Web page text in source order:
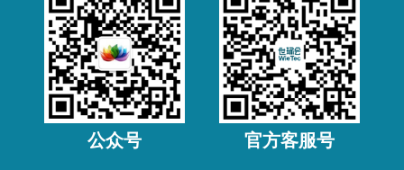
公众号 官方客服号